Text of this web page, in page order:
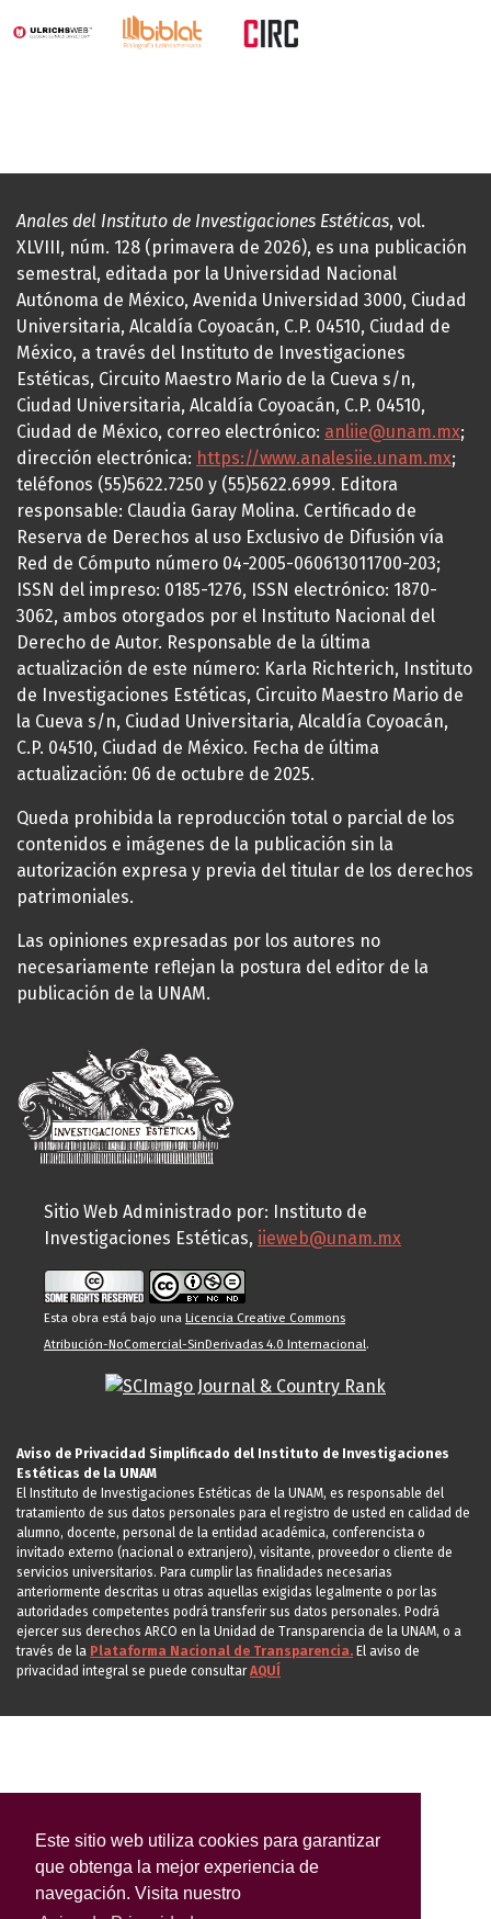
Este sitio web utiliza cookies para garantizar
que obtenga la mejor experiencia de
navegación. Visita nuestro
Anales del Instituto de Investigaciones Estéticas, vol.
XLVIII, núm. 128 (primavera de 2026), es una publicación
semestral, editada por la Universidad Nacional
Autónoma de México, Avenida Universidad 3000, Ciudad
Universitaria, Alcaldía Coyoacán, C.P. 04510, Ciudad de
México, a través del Instituto de Investigaciones
Estéticas, Circuito Maestro Mario de la Cueva s/n,
Ciudad Universitaria, Alcaldía Coyoacán, C.P. 04510,
Ciudad de México, correo electrónico: anliie@unam.mx;
dirección electrónica: https://www.analesiie.unam.mx;
teléfonos (55)5622.7250 y (55)5622.6999. Editora
responsable: Claudia Garay Molina. Certificado de
Reserva de Derechos al uso Exclusivo de Difusión vía
Red de Cómputo número 04-2005-060613011700-203;
ISSN del impreso: 0185-1276, ISSN electrónico: 1870-
3062, ambos otorgados por el Instituto Nacional del
Derecho de Autor. Responsable de la última
actualización de este número: Karla Richterich, Instituto
de Investigaciones Estéticas, Circuito Maestro Mario de
la Cueva s/n, Ciudad Universitaria, Alcaldía Coyoacán,
C.P. 04510, Ciudad de México. Fecha de última
actualización: 06 de octubre de 2025.
Queda prohibida la reproducción total o parcial de los
contenidos e imágenes de la publicación sin la
autorización expresa y previa del titular de los derechos
patrimoniales.
Las opiniones expresadas por los autores no
necesariamente reflejan la postura del editor de la
publicación de la UNAM.
Sitio Web Administrado por: Instituto de
Investigaciones Estéticas, iieweb@unam.mx
Esta obra está bajo una Licencia Creative Commons
Atribución-NoComercial-SinDerivadas 4.0 Internacional.
Aviso de Privacidad Simplificado del Instituto de Investigaciones
Estéticas de la UNAM
El Instituto de Investigaciones Estéticas de la UNAM, es responsable del
tratamiento de sus datos personales para el registro de usted en calidad de
alumno, docente, personal de la entidad académica, conferencista o
invitado externo (nacional o extranjero), visitante, proveedor o cliente de
servicios universitarios. Para cumplir las finalidades necesarias
anteriormente descritas u otras aquellas exigidas legalmente o por las
autoridades competentes podrá transferir sus datos personales. Podrá
ejercer sus derechos ARCO en la Unidad de Transparencia de la UNAM, o a
través de la Plataforma Nacional de Transparencia. El aviso de
privacidad integral se puede consultarAQUÍ